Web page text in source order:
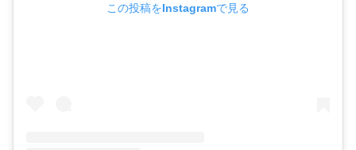
この投稿をInstagramで見る